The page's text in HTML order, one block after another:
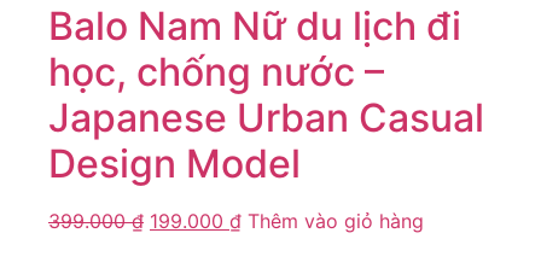
Balo Nam Nữ du lịch đi
học, chống nước –
Japanese Urban Casual
Design Model
399.000₫ 199.000 ₫ Thêm vào giỏ hàng